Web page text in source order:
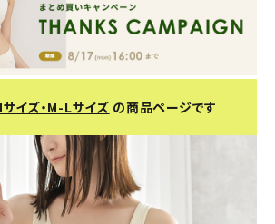
イズ・M-Lサイズ の商品ページです